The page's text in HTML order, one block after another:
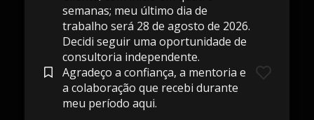
semanas; meu último dia de
trabalho será 28 de agosto de 2026.
Decidi seguir uma oportunidade de
consultoria independente.
Agradeço a confiança, a mentoria e
a colaboração que recebi durante
meu período aqui.